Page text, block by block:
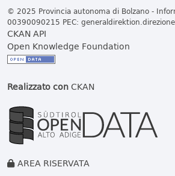
© 2025 Provincia autonoma di Bolzano -
00390090215 PEC:
CKAN API
Open Knowledge Foundation
Realizzato conCKAN
AREA RISERVATA